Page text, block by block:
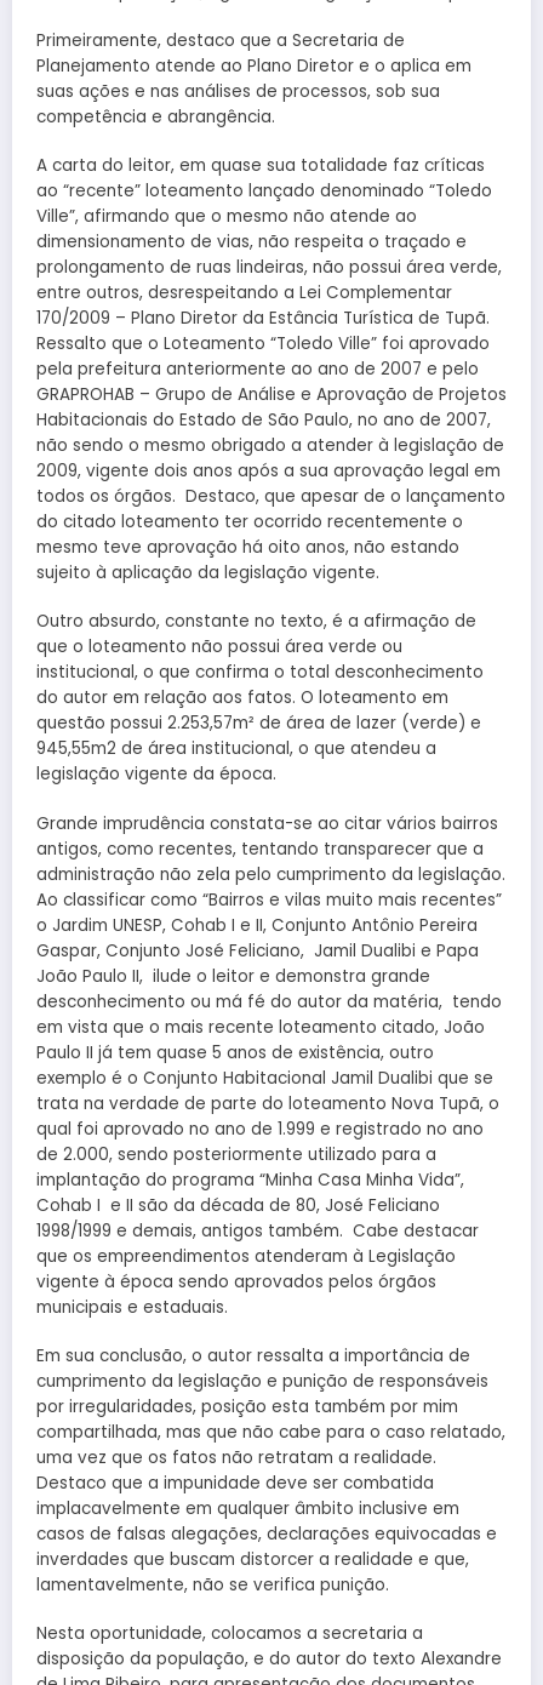
Primeiramente, destaco que a Secretaria de
Planejamento atende ao Plano Diretor e o aplica em
suas ações e nas análises de processos, sob sua
competência e abrangência.
A carta do leitor, em quase sua totalidade faz críticas
ao “recente” loteamento lançado denominado “Toledo
Ville”, afirmando que o mesmo não atende ao
dimensionamento de vias, não respeita o traçado e
prolongamento de ruas lindeiras, não possui área verde,
entre outros, desrespeitando a Lei Complementar
170/2009 – Plano Diretor da Estância Turística de Tupã.
Ressalto que o Loteamento “Toledo Ville” foi aprovado
pela prefeitura anteriormente ao ano de 2007 e pelo
GRAPROHAB – Grupo de Análise e Aprovação de Projetos
Habitacionais do Estado de São Paulo, no ano de 2007,
não sendo o mesmo obrigado a atender à legislação de
2009, vigente dois anos após a sua aprovação legal em
todos os órgãos. Destaco, que apesar de o lançamento
do citado loteamento ter ocorrido recentemente o
mesmo teve aprovação há oito anos, não estando
sujeito à aplicação da legislação vigente.
Outro absurdo, constante no texto, é a afirmação de
que o loteamento não possui área verde ou
institucional, o que confirma o total desconhecimento
do autor em relação aos fatos. O loteamento em
questão possui 2.253,57m² de área de lazer (verde) e
945,55m2 de área institucional, o que atendeu a
legislação vigente da época.
Grande imprudência constata-se ao citar vários bairros
antigos, como recentes, tentando transparecer que a
administração não zela pelo cumprimento da legislação.
Ao classificar como “Bairros e vilas muito mais recentes”
o Jardim UNESP, Cohab I e II, Conjunto Antônio Pereira
Gaspar, Conjunto José Feliciano, Jamil Dualibi e Papa
João Paulo II, ilude o leitor e demonstra grande
desconhecimento ou má fé do autor da matéria, tendo
em vista que o mais recente loteamento citado, João
Paulo II já tem quase 5 anos de existência, outro
exemplo é o Conjunto Habitacional Jamil Dualibi que se
trata na verdade de parte do loteamento Nova Tupã, o
qual foi aprovado no ano de 1.999 e registrado no ano
de 2.000, sendo posteriormente utilizado para a
implantação do programa “Minha Casa Minha Vida”,
Cohab I e II são da década de 80, José Feliciano
1998/1999 e demais, antigos também. Cabe destacar
que os empreendimentos atenderam à Legislação
vigente à época sendo aprovados pelos órgãos
municipais e estaduais.
Em sua conclusão, o autor ressalta a importância de
cumprimento da legislação e punição de responsáveis
por irregularidades, posição esta também por mim
compartilhada, mas que não cabe para o caso relatado,
uma vez que os fatos não retratam a realidade.
Destaco que a impunidade deve ser combatida
implacavelmente em qualquer âmbito inclusive em
casos de falsas alegações, declarações equivocadas e
inverdades que buscam distorcer a realidade e que,
lamentavelmente, não se verifica punição.
Nesta oportunidade, colocamos a secretaria a
disposição da população, e do autor do texto Alexandre